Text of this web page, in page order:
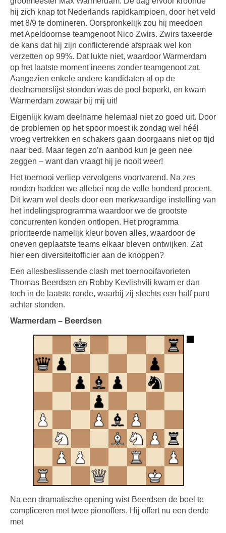
hij zich knap tot Nederlands rapidkampioen, door het veld
met 8/9 te domineren. Oorspronkelijk zou hij meedoen
met Apeldoornse teamgenoot Nico Zwirs. Zwirs taxeerde
de kans dat hij zijn conflicterende afspraak wel kon
verzetten op 99%. Dat lukte niet, waardoor Warmerdam
op het laatste moment ineens zonder teamgenoot zat.
Aangezien enkele andere kandidaten al op de
deelnemerslijst stonden was de pool beperkt, en kwam
Warmerdam zowaar bij mij uit!
Eigenlijk kwam deelname helemaal niet zo goed uit. Door
de problemen op het spoor moest ik zondag wel héél
vroeg vertrekken en schakers gaan doorgaans niet op tijd
naar bed. Maar tegen zo’n aanbod kun je geen nee
zeggen – want dan vraagt hij je nooit weer!
Het toernooi verliep vervolgens voortvarend. Na zes
ronden hadden we allebei nog de volle honderd procent.
Dit kwam wel deels door een merkwaardige instelling van
het indelingsprogramma waardoor we de grootste
concurrenten konden ontlopen. Het programma
prioriteerde namelijk kleur boven alles, waardoor de
oneven geplaatste teams elkaar bleven ontwijken. Zat
hier een diversiteitofficier aan de knoppen?
Een allesbeslissende clash met toernooifavorieten
Thomas Beerdsen en Robby Kevlishvili kwam er dan
toch in de laatste ronde, waarbij zij slechts een half punt
achter stonden.
Warmerdam – Beerdsen
Na een dramatische opening wist Beerdsen de boel te
compliceren met twee pionoffers. Hij offert nu een derde
met